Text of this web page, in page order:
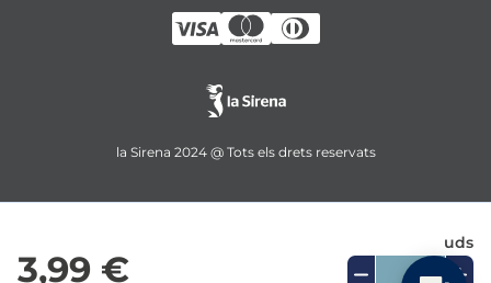
3,99 €
uds
la Sirena 2024 @ Tots els drets reservats